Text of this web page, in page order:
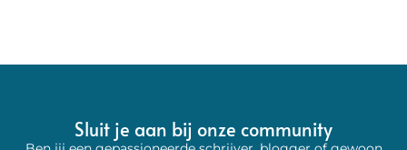
Sluit je aan bij onze community